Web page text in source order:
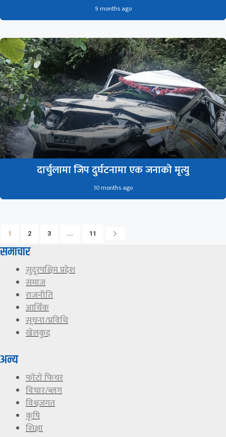
9 months ago
दार्चुलामा जिप दुर्घटनामा एक जनाको मृत्यु
10 months ago
1 2 3 ... 11
समाचार
सुदूरपश्चिम प्रदेश
समाज
राजनीति
आर्थिक
सूचना/प्रविधि
खेलकुद
अन्य
फाेटाे फिचर
विचार/ब्लग
विश्वजगत
कृषि
शिक्षा